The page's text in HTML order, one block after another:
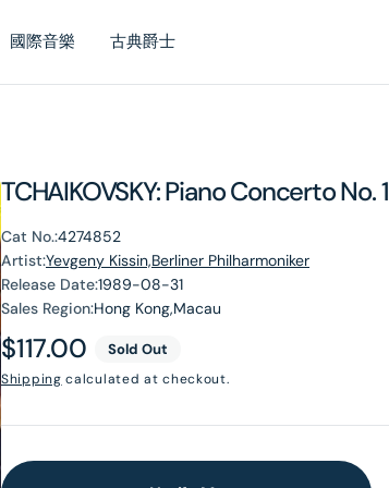
國際音樂 古典爵士
TCHAIKOVSKY: Piano Concerto No. 1
Cat No.:4274852
Artist:Yevgeny Kissin,Berliner Philharmoniker
Release Date:1989-08-31
Sales Region:Hong Kong,Macau
Regular
price
$117.00 Sold Out
Shipping calculated at checkout.